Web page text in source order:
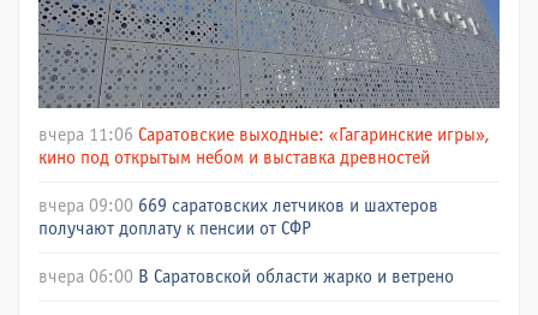
вчера 11:06 Саратовские выходные: «Гагаринские игры»,
кино под открытым небом и выставка древностей
вчера 09:00 669 саратовских летчиков и шахтеров
получают доплату к пенсии от СФР
вчера 06:00 В Саратовской области жарко и ветрено